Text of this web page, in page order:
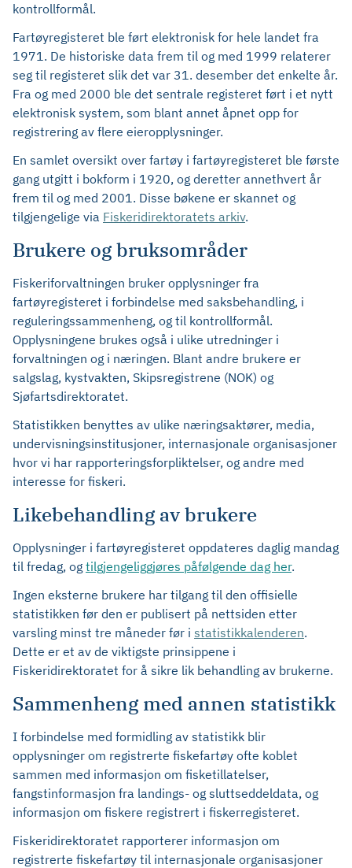
kontrollformål.
Fartøyregisteret ble ført elektronisk for hele landet fra
1971. De historiske data frem til og med 1999 relaterer
seg til registeret slik det var 31. desember det enkelte år.
Fra og med 2000 ble det sentrale registeret ført i et nytt
elektronisk system, som blant annet åpnet opp for
registrering av flere eieropplysninger.
En samlet oversikt over fartøy i fartøyregisteret ble første
gang utgitt i bokform i 1920, og deretter annethvert år
frem til og med 2001. Disse bøkene er skannet og
tilgjengelige via Fiskeridirektoratets arkiv.
Brukere og bruksområder
Fiskeriforvaltningen bruker opplysninger fra
fartøyregisteret i forbindelse med saksbehandling, i
reguleringssammenheng, og til kontrollformål.
Opplysningene brukes også i ulike utredninger i
forvaltningen og i næringen. Blant andre brukere er
salgslag, kystvakten, Skipsregistrene (NOK) og
Sjøfartsdirektoratet.
Statistikken benyttes av ulike næringsaktører, media,
undervisningsinstitusjoner, internasjonale organisasjoner
hvor vi har rapporteringsforpliktelser, og andre med
interesse for fiskeri.
Likebehandling av brukere
Opplysninger i fartøyregisteret oppdateres daglig mandag
til fredag, og tilgjengeliggjøres påfølgende dag her.
Ingen eksterne brukere har tilgang til den offisielle
statistikken før den er publisert på nettsiden etter
varsling minst tre måneder før i statistikkalenderen.
Dette er et av de viktigste prinsippene i
Fiskeridirektoratet for å sikre lik behandling av brukerne.
Sammenheng med annen statistikk
I forbindelse med formidling av statistikk blir
opplysninger om registrerte fiskefartøy ofte koblet
sammen med informasjon om fisketillatelser,
fangstinformasjon fra landings- og sluttseddeldata, og
informasjon om fiskere registrert i fiskerregisteret.
Fiskeridirektoratet rapporterer informasjon om
registrerte fiskefartøy til internasjonale organisasjoner